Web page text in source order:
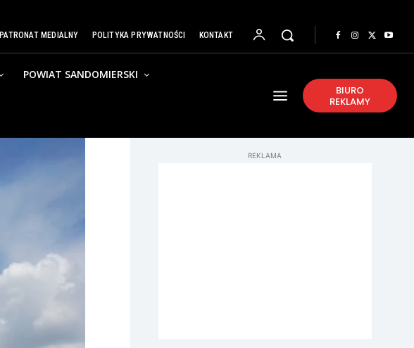
PATRONAT MEDIALNY POLITYKA PRYWATNOŚCI KONTAKT
POWIAT SANDOMIERSKI
BIURO
REKLAMY
REKLAMA